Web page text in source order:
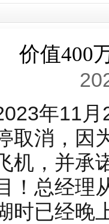
价值400
年11
取消，因
机，并承
！总经理
时已经晚